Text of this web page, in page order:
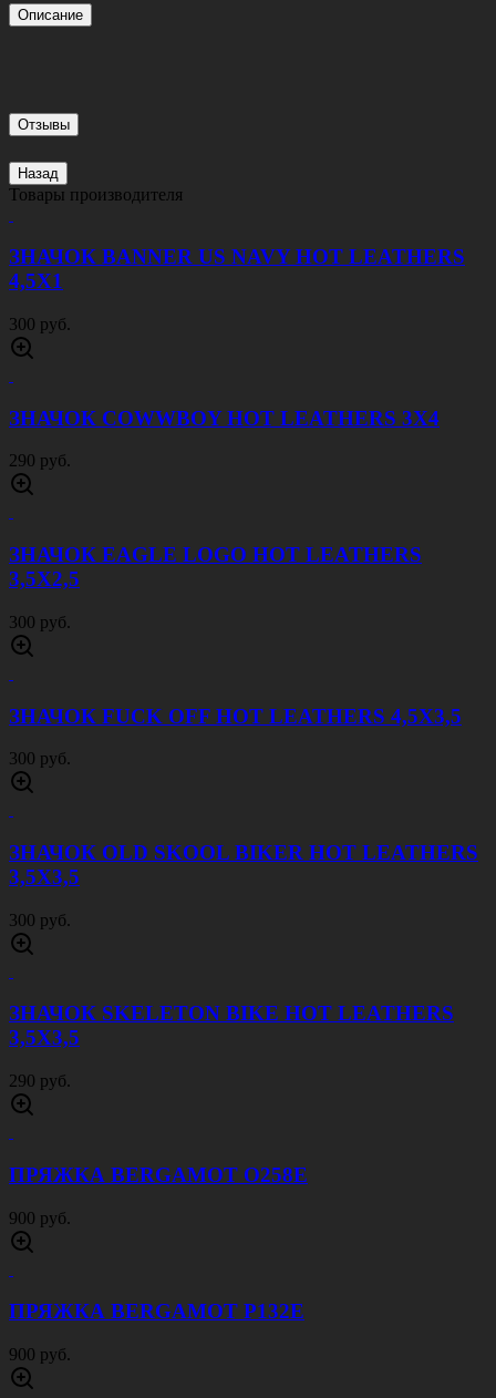
Описание
Отзывы
Назад
Товары производителя
ЗНАЧОК BANNER US NAVY HOT LEATHERS
4,5Х1
300 руб.
ЗНАЧОК COWWBOY HOT LEATHERS 3Х4
290 руб.
ЗНАЧОК EAGLE LOGO HOT LEATHERS
3,5Х2,5
300 руб.
ЗНАЧОК FUCK OFF HOT LEATHERS 4,5Х3,5
300 руб.
ЗНАЧОК OLD SKOOL BIKER HOT LEATHERS
3,5Х3,5
300 руб.
ЗНАЧОК SKELETON BIKE HOT LEATHERS
3,5Х3,5
290 руб.
ПРЯЖКА BERGAMOT O258E
900 руб.
ПРЯЖКА BERGAMOT P132E
900 руб.